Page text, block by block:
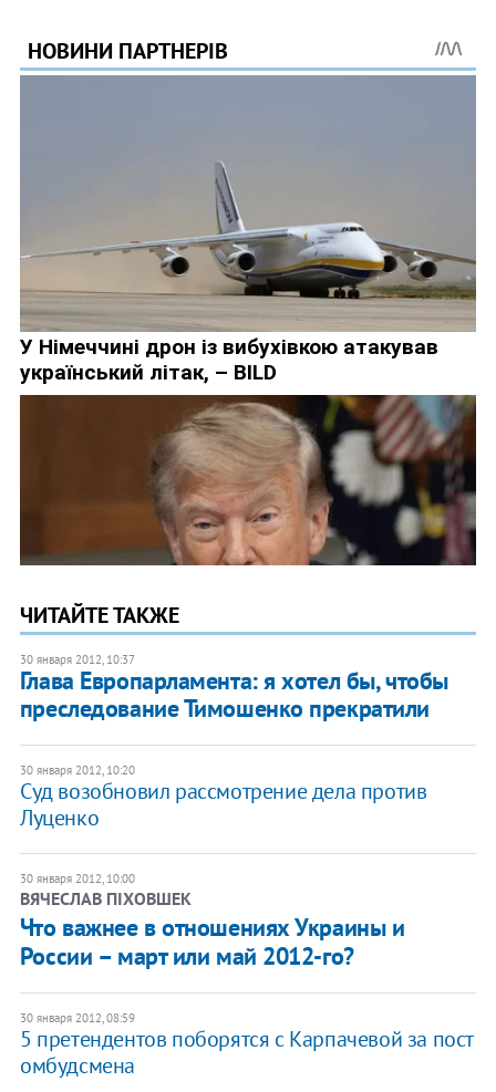
ЧИТАЙТЕ ТАКЖЕ
30 января 2012, 10:37
Глава Европарламента: я хотел бы, чтобы
преследование Тимошенко прекратили
30 января 2012, 10:20
Суд возобновил рассмотрение дела против
Луценко
30 января 2012, 10:00
ВЯЧЕСЛАВ ПІХОВШЕК
Что важнее в отношениях Украины и
России – март или май 2012-го?
30 января 2012, 08:59
5 претендентов поборятся с Карпачевой за пост
омбудсмена